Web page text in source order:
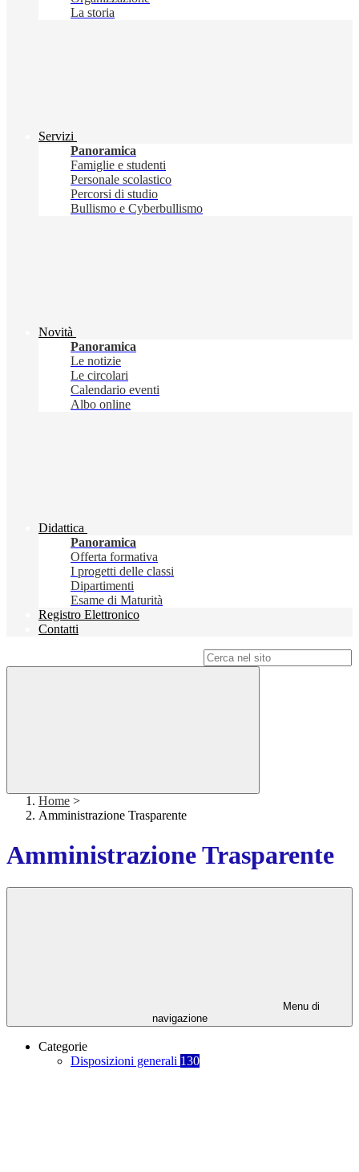
La storia
Servizi
Panoramica
Famiglie e studenti
Personale scolastico
Percorsi di studio
Bullismo e Cyberbullismo
Novità
Panoramica
Le notizie
Le circolari
Calendario eventi
Albo online
Didattica
Panoramica
Offerta formativa
I progetti delle classi
Dipartimenti
Esame di Maturità
Registro Elettronico
Contatti
Home >
Amministrazione Trasparente
Amministrazione Trasparente
Menu di
navigazione
Categorie
Disposizioni generali 130